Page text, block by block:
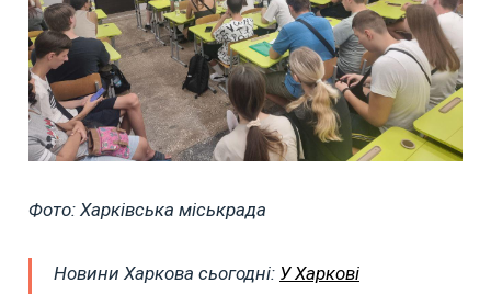
Фото: Харківська міськрада
Новини Харкова сьогодні: У Харкові